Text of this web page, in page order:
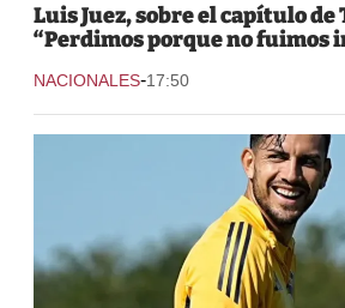
Luis Juez, sobre el capítulo
“Perdimos porque no fuimos
NACIONALES-17:50